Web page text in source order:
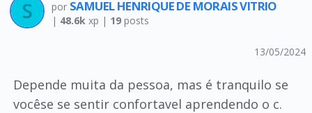
por SAMUEL HENRIQUE DE MORAIS VITRIO
| 48.6kxp | 19posts
13/05/2024
Depende muita da pessoa, mas é tranquilo se
vocêse se sentir confortavel aprendendo o c.